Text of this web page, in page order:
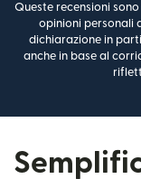
Queste recensioni
opinioni personali
dichiarazione in
anche in base al